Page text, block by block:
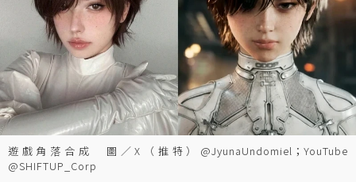
遊戲角落合成 圖／X（推特）@JyunaUndomiel；YouTube
@SHIFTUP_Corp